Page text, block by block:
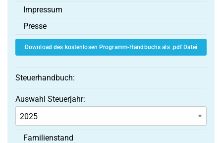
Impressum
Presse
Download des kostenlosen Programm-Handbuchs als .pdf Datei
Steuerhandbuch:
Auswahl Steuerjahr:
Familienstand